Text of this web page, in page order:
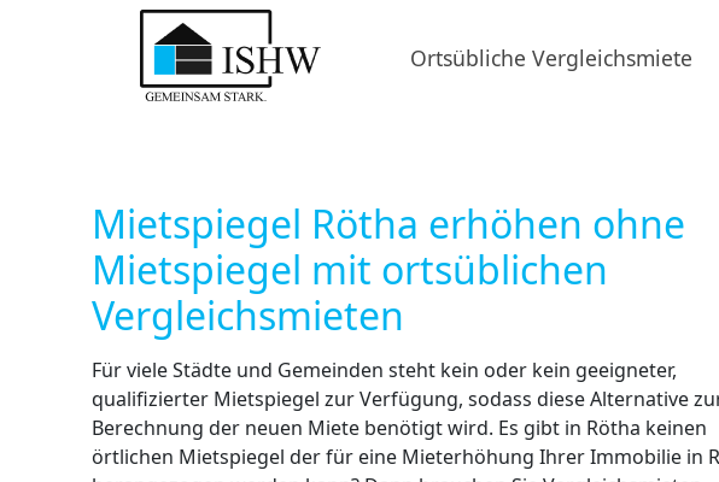
Ortsübliche Vergleichsmiete
Mietspiegel Rötha erhöhen ohne
Mietspiegel mit ortsüblichen
Vergleichsmieten
Für viele Städte und Gemeinden steht kein oder kein geeigneter,
qualifizierter Mietspiegel zur Verfügung, sodass diese Alternative
Berechnung der neuen Miete benötigt wird. Es gibt in Rötha keinen
örtlichen Mietspiegel der für eine Mieterhöhung Ihrer Immobilie in